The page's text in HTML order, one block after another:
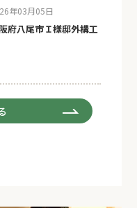
年03月05日
府八尾市Ｉ様邸外構工